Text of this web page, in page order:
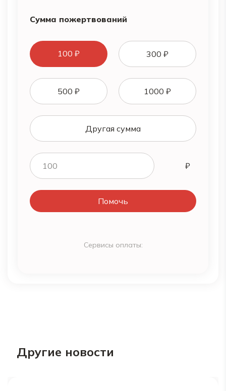
Сумма пожертвований
Помочь
100 ₽ 300 ₽
500 ₽ 1000 ₽
Другая сумма
Сервисы оплаты:
Другие новости